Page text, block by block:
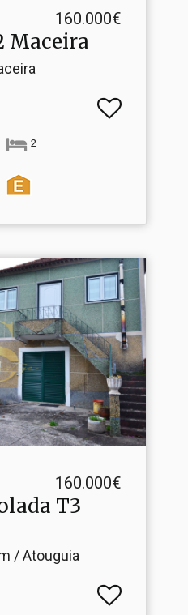
160.000€
Maceira
2
160.000€
T3
/ Atouguia